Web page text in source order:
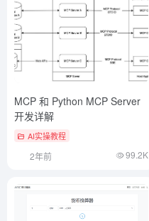
MCP 和 Python MCP Server
开发详解
AI实操教程
2年前 99.2K